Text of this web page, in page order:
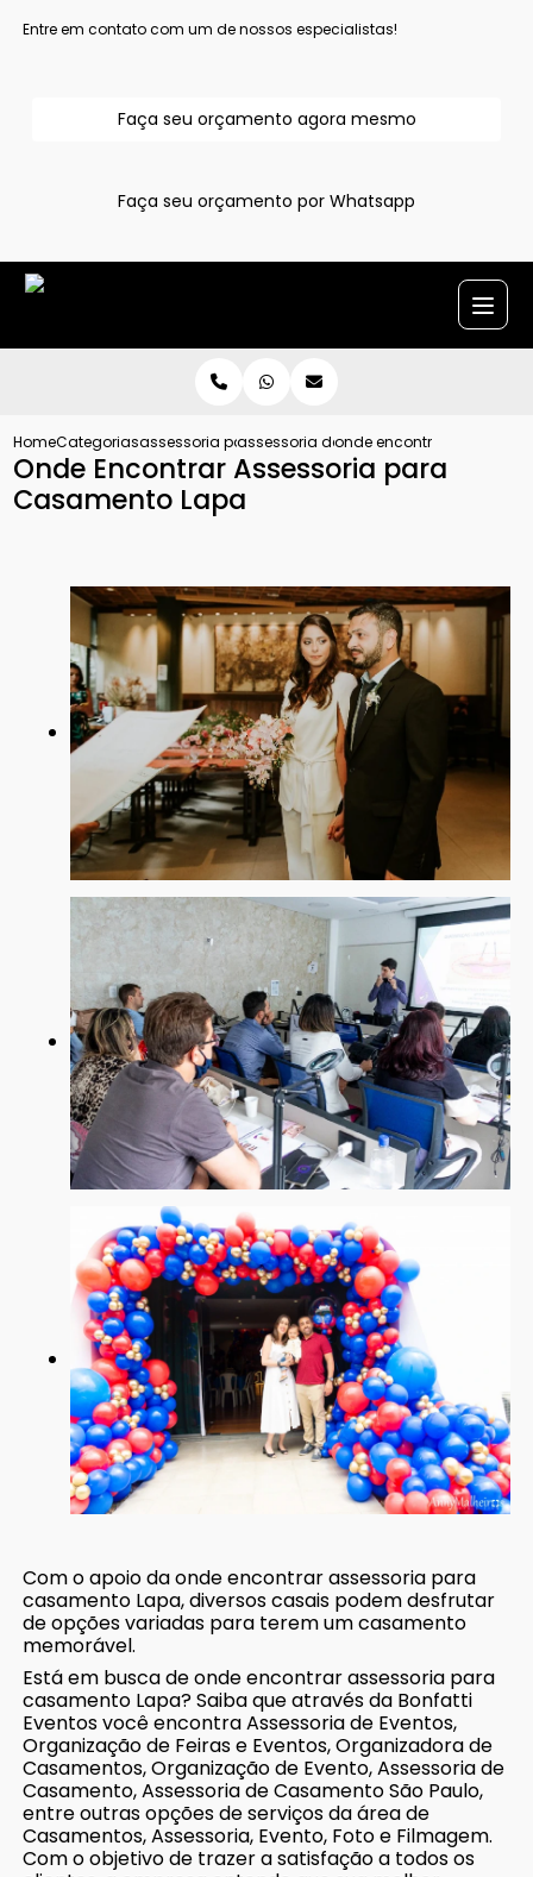
Entre em contato com um de nossos especialistas!
Faça seu orçamento agora mesmo
Faça seu orçamento por Whatsapp
HomeCategoriasassessoria para casamentos
assessoria de casamento grande sao
onde encontrar
Onde Encontrar Assessoria para
Casamento Lapa
Com o apoio da onde encontrar assessoria para
casamento Lapa, diversos casais podem desfrutar
de opções variadas para terem um casamento
memorável.
Está em busca de onde encontrar assessoria para
casamento Lapa? Saiba que através da Bonfatti
Eventos você encontra Assessoria de Eventos,
Organização de Feiras e Eventos, Organizadora de
Casamentos, Organização de Evento, Assessoria de
Casamento, Assessoria de Casamento São Paulo,
entre outras opções de serviços da área de
Casamentos, Assessoria, Evento, Foto e Filmagem.
Com o objetivo de trazer a satisfação a todos os